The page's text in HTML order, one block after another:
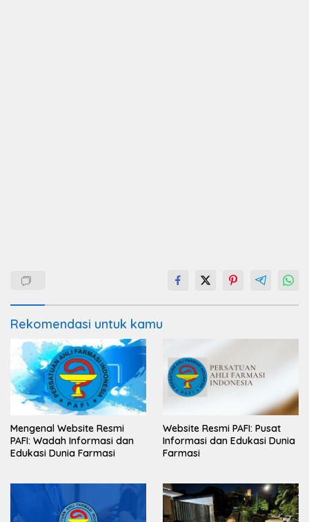
Rekomendasi untuk kamu
Mengenal Website Resmi
PAFI: Wadah Informasi dan
Edukasi Dunia Farmasi
Website Resmi PAFI: Pusat
Informasi dan Edukasi Dunia
Farmasi